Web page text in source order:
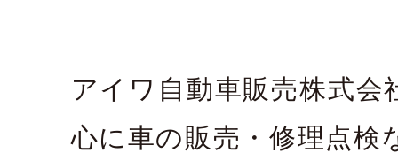
アイワ自動車販売株式会
心に車の販売・修理点検